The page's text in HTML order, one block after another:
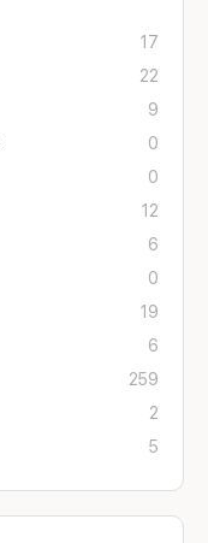
17
22
9
0
0
12
6
0
19
6
259
2
5